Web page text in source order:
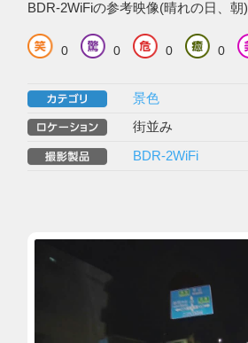
BDR-2WiFiの参考映像(晴れの日、朝)
0 0 0 0
景色
街並み
BDR-2WiFi